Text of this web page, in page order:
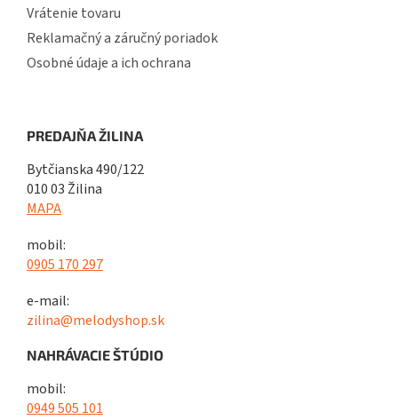
Vrátenie tovaru
Reklamačný a záručný poriadok
Osobné údaje a ich ochrana
PREDAJŇA ŽILINA
Bytčianska 490/122
010 03 Žilina
MAPA
mobil:
0905 170 297
e-mail:
zilina@melodyshop.sk
NAHRÁVACIE ŠTÚDIO
mobil:
0949 505 101